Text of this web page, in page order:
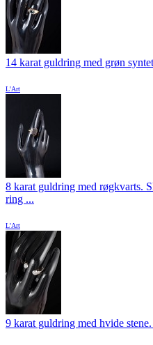
14 karat guldring med grøn
L'Art
8 karat guldring med røgkvarts.
ring ...
L'Art
9 karat guldring med hvide